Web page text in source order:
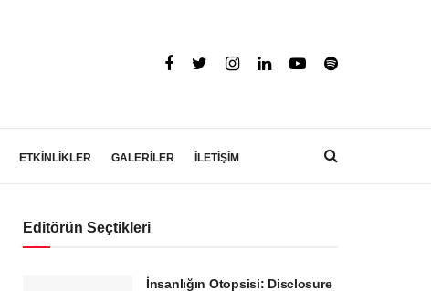
ETKİNLİKLER GALERİLER İLETİŞİM
Editörün Seçtikleri
İnsanlığın Otopsisi: Disclosure